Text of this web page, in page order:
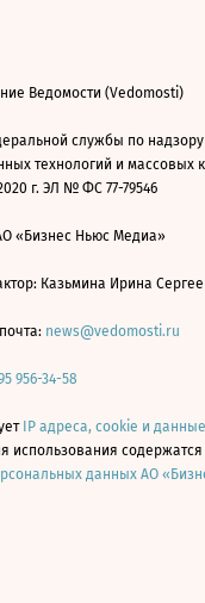
Ведомости (Vedomosti)
службы по
технологий и массовых
г. ЭЛ № ФС 77-79546
«Бизнес Ньюс Медиа»
Казьмина Ирина
news@vedomosti.ru
956-34-58
IP адреса, cookie и
использования содержатся
данных АО